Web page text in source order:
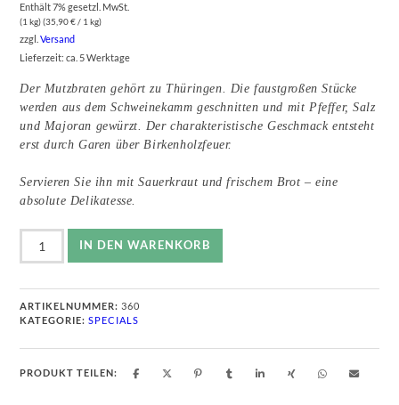
Enthält 7% gesetzl. MwSt.
(1 kg) (35,90€/ 1 kg)
zzgl.Versand
Lieferzeit: ca. 5 Werktage
Der Mutzbraten gehört zu Thüringen. Die faustgroßen Stücke
werden aus dem Schweinekamm geschnitten und mit Pfeffer, Salz
und Majoran gewürzt. Der charakteristische Geschmack entsteht
erst durch Garen über Birkenholzfeuer.
Servieren Sie ihn mit Sauerkraut und frischem Brot – eine
absolute Delikatesse.
Mutzbraten
Menge
IN DEN WARENKORB
ARTIKELNUMMER: 360
KATEGORIE: SPECIALS
PRODUKT TEILEN: